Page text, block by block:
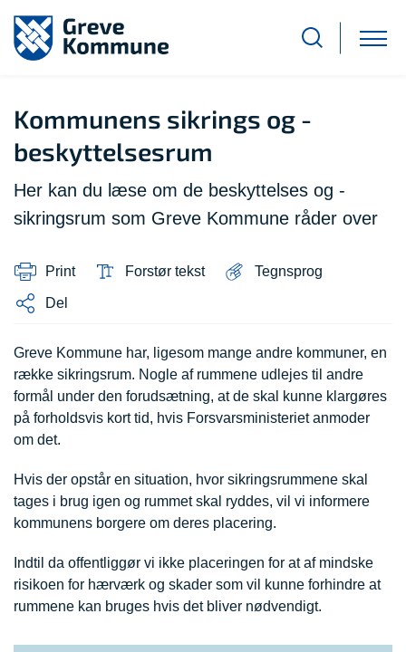
Kommunens sikrings og -
beskyttelsesrum
Her kan du læse om de beskyttelses og -
sikringsrum som Greve Kommune råder over
Print Forstør tekst Tegnsprog
Del
Greve Kommune har, ligesom mange andre kommuner, en
række sikringsrum. Nogle af rummene udlejes til andre
formål under den forudsætning, at de skal kunne klargøres
på forholdsvis kort tid, hvis Forsvarsministeriet anmoder
om det.
Hvis der opstår en situation, hvor sikringsrummene skal
tages i brug igen og rummet skal ryddes, vil vi informere
kommunens borgere om deres placering.
Indtil da offentliggør vi ikke placeringen for at af mindske
risikoen for hærværk og skader som vil kunne forhindre at
rummene kan bruges hvis det bliver nødvendigt.